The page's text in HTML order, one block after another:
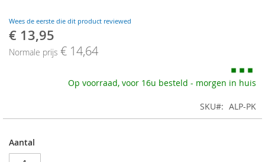
Wees de eerste die dit product reviewed
Speciale
€ 13,95
Normale prijs € 14,64
Op voorraad, voor 16u besteld - morgen in huis
SKU ALP-PK
Aantal